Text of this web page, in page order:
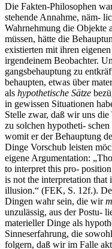
Die Fakten-Philosophen
stehende Annahme, näm-
Wahrnehmung die Objekte
müssen, hätte die
existierten mit ihren
irgendeinem Beobachter.
gangsbehauptung zu
behaupten, etwas über
als hypothetische Sätze
in gewissen Situationen
Stelle zwar, daß wir uns
zu solchen hypotheti-
womit er der Behauptung
Dinge Vorschub leisten
eigene Argumentation:
to interpret this pro-
is not the interpretation that
illusion.“ (FEK, S. 12f.).
Dingen wahr sein, die wir
unzulässig, aus der Postu-
materieller Dinge als
Sinneserfahrung, die
folgern, daß wir im Falle